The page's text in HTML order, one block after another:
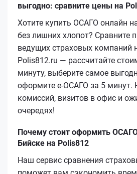
выгодно: сравните цены на
Хотите купить ОСАГО онлайн
без лишних хлопот? Сравните
ведущих страховых компаний
Polis812.ru — рассчитайте
минуту, выберите самое
оформите е‑ОСАГО за 5 минут.
комиссий, визитов в офис и
очередях!
Почему стоит оформить
Бийске на Polis812
Наш сервис сравнения